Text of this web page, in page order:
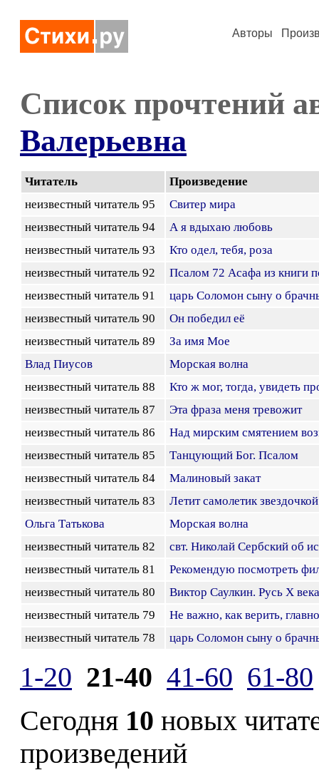
Авторы
Список прочтений
Валерьевна
Читатель
Произведение
неизвестный читатель 95
Свитер мира
неизвестный читатель 94
А я вдыхаю любовь
неизвестный читатель 93
Кто одел, тебя, роза
неизвестный читатель 92
Псалом 72 Асафа из книги
неизвестный читатель 91
царь Соломон сыну о
неизвестный читатель 90
Он победил её
неизвестный читатель 89
За имя Мое
Влад Пиусов
Морская волна
неизвестный читатель 88
Кто ж мог, тогда, увидеть
неизвестный читатель 87
Эта фраза меня тревожит
неизвестный читатель 86
Над мирским смятением
неизвестный читатель 85
Танцующий Бог. Псалом
неизвестный читатель 84
Малиновый закат
неизвестный читатель 83
Летит самолетик звездочкой
Ольга Татькова
Морская волна
неизвестный читатель 82
свт. Николай Сербский об
неизвестный читатель 81
Рекомендую посмотреть
неизвестный читатель 80
Виктор Саулкин. Русь Х
неизвестный читатель 79
Не важно, как верить,
неизвестный читатель 78
царь Соломон сыну о
1-20 21-40 41-60 61-80
Сегодня 10 новых
произведений